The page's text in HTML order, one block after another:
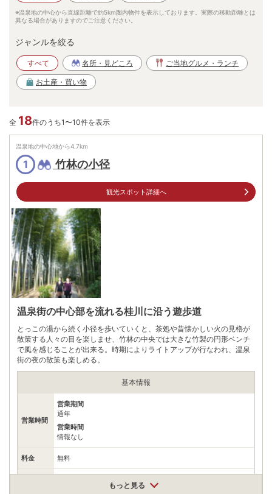
※温泉地の中心から直線距離で約5km圏内物件を表示しております。実際の移動距離とは
異なる場合がありますのでご注意ください。
ジャンルを絞る
すべて 名所・見どころ ご当地グルメ・ランチ
お土産・買い物
全 18件のうち1〜10件を表示
温泉地の中心地から4.7km
1 竹林の小径
観光スポット詳細へ
温泉街の中心部を流れる桂川に沿う遊歩道
とっこの湯から続く小径を歩いていくと、茶処や昔懐かしい火の見櫓が
散策する人々の目を楽しませ、竹林の中央では大きな竹製の円形ベンチ
で風を感じることが出来る。時期によりライトアップが行なわれ、温泉
街の夜の散策も楽しめる。
基本情報
営業時間
営業期間
通年
営業時間
情報なし
料金 無料
静岡県伊豆市修善寺もっと見る